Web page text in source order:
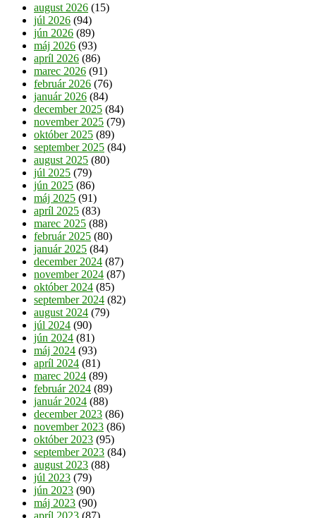
august 2026 (15)
júl 2026 (94)
jún 2026 (89)
máj 2026 (93)
apríl 2026 (86)
marec 2026 (91)
február 2026 (76)
január 2026 (84)
december 2025 (84)
november 2025 (79)
október 2025 (89)
september 2025 (84)
august 2025 (80)
júl 2025 (79)
jún 2025 (86)
máj 2025 (91)
apríl 2025 (83)
marec 2025 (88)
február 2025 (80)
január 2025 (84)
december 2024 (87)
november 2024 (87)
október 2024 (85)
september 2024 (82)
august 2024 (79)
júl 2024 (90)
jún 2024 (81)
máj 2024 (93)
apríl 2024 (81)
marec 2024 (89)
február 2024 (89)
január 2024 (88)
december 2023 (86)
november 2023 (86)
október 2023 (95)
september 2023 (84)
august 2023 (88)
júl 2023 (79)
jún 2023 (90)
máj 2023 (90)
apríl 2023 (87)